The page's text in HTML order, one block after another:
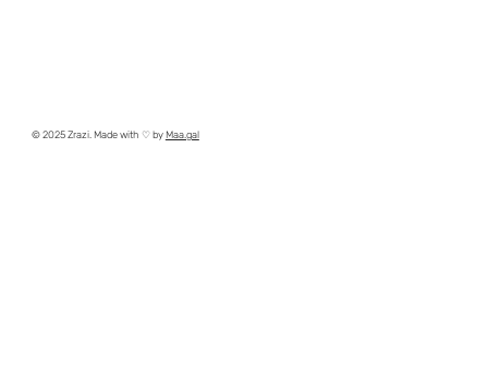
© 2025 Zrazi. Made with ♡ byMaa.gal